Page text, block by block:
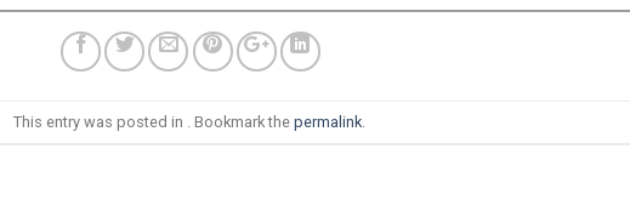
This entry was posted in . Bookmark thepermalink